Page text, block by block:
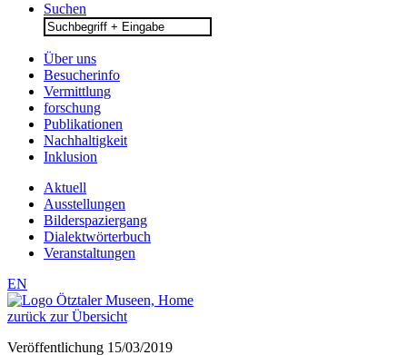
Suchen
Search
for:
Über uns
Besucherinfo
Vermittlung
forschung
Publikationen
Nachhaltigkeit
Inklusion
Aktuell
Ausstellungen
Bilderspaziergang
Dialektwörterbuch
Veranstaltungen
EN
zurück zur Übersicht
Veröffentlichung 15/03/2019